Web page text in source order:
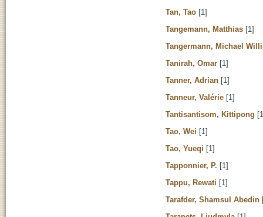
Tan, Tao [1]
Tangemann, Matthias [1]
Tangermann, Michael Willi
Tanirah, Omar [1]
Tanner, Adrian [1]
Tanneur, Valérie [1]
Tantisantisom, Kittipong
Tao, Wei [1]
Tao, Yueqi [1]
Tapponnier, P. [1]
Tappu, Rewati [1]
Tarafder, Shamsul Abedin